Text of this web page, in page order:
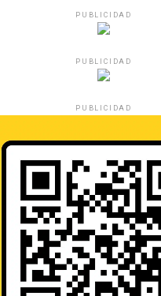
PUBLICIDAD
PUBLICIDAD
PUBLICIDAD